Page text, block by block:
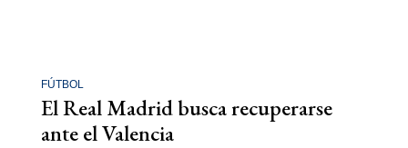
FÚTBOL
El Real Madrid busca recuperarse
ante el Valencia